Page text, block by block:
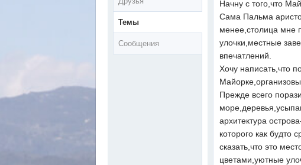
Темы
Сообщения
Начну с того,что
Сама Пальма
менее,столица мне
улочки,местные
впечатлений.
Хочу написать,что
Прежде всего
архитектура
которого как
сказать,что это
цветами,уютные